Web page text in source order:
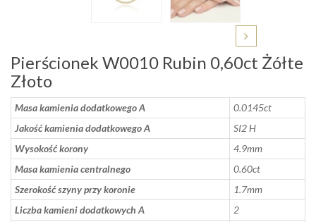
Pierścionek W0010 Rubin 0,60ct Żółte
Złoto
Masa kamienia dodatkowego A
0.0145ct
Jakość kamienia dodatkowego A
SI2 H
Wysokość korony
4.9mm
Masa kamienia centralnego
0.60ct
Szerokość szyny przy koronie
1.7mm
Liczba kamieni dodatkowych A
2